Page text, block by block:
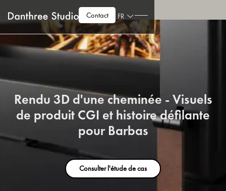
Contact FR
Rendu 3D d'une cheminée - Visuels
de produit CGI et histoire défilante
pour Barbas
Consulter l'étude de cas